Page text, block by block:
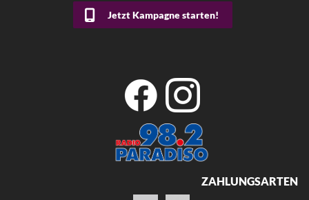
Jetzt Kampagne starten!
ZAHLUNGSARTEN